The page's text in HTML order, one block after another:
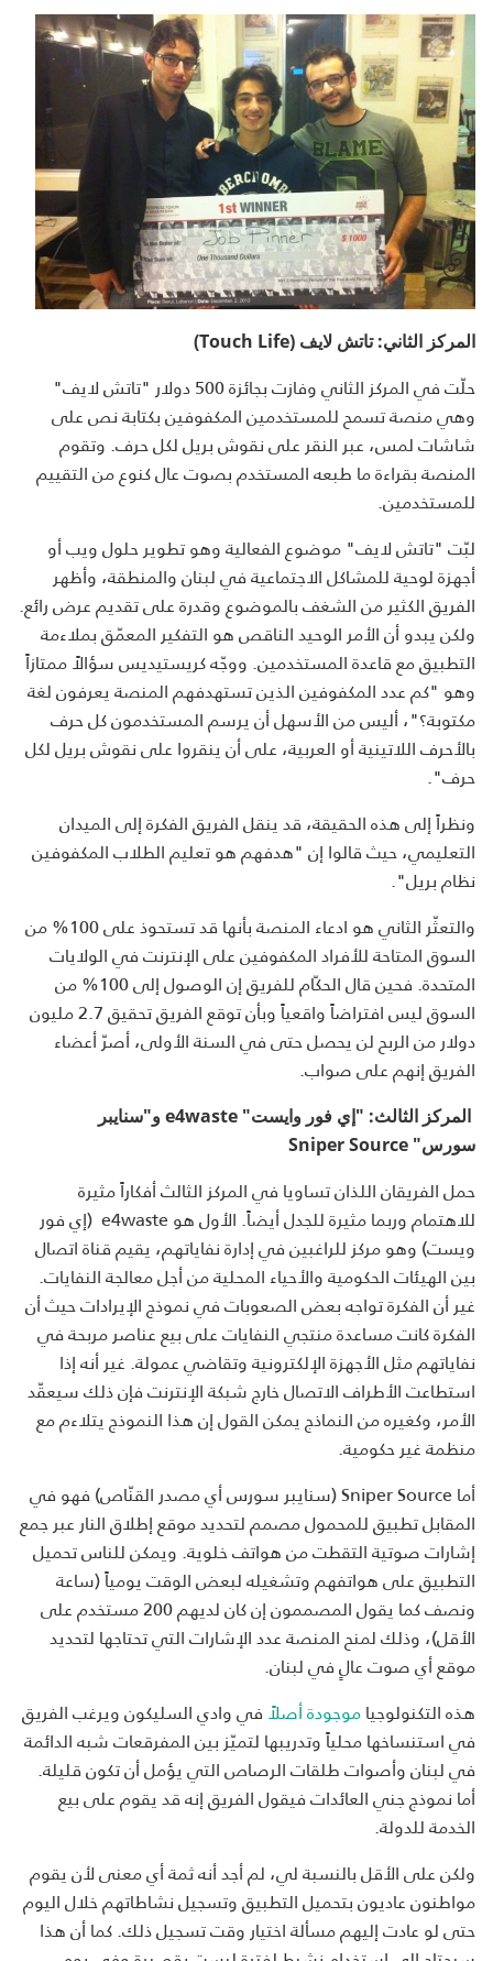
المركز الثاني: تاتش لايف (Touch Life
)
حلّت في المركز الثاني وفازت بجائزة 500 دولار "تاتش لايف"
وهي منصة تسمح للمستخدمين المكفوفين بكتابة نص على
شاشات لمس، عبر النقر على نقوش بريل لكل حرف. وتقوم
المنصة بقراءة ما طبعه المستخدم بصوت عال كنوع من التقييم
للمستخدمين.
لبّت "تاتش لايف" موضوع الفعالية وهو تطوير حلول ويب أو
أجهزة لوحية للمشاكل الاجتماعية في لبنان والمنطقة، وأظهر
الفريق الكثير من الشغف بالموضوع وقدرة على تقديم عرض رائع.
ولكن يبدو أن الأمر الوحيد الناقص هو التفكير المعمّق بملاءمة
التطبيق مع قاعدة المستخدمين. ووجّه كريستيديس سؤالاً ممتازاً
وهو "كم عدد المكفوفين الذين تستهدفهم المنصة يعرفون لغة
مكتوبة؟"، أليس من الأسهل أن يرسم المستخدمون كل حرف
بالأحرف اللاتينية أو العربية، على أن ينقروا على نقوش بريل لكل
حرف".
ونظراً إلى هذه الحقيقة، قد ينقل الفريق الفكرة إلى الميدان
التعليمي، حيث قالوا إن "هدفهم هو تعليم الطلاب المكفوفين
نظام بريل".
والتعثّر الثاني هو ادعاء المنصة بأنها قد تستحوذ على 100% من
السوق المتاحة للأفراد المكفوفين على الإنترنت في الولايات
المتحدة. فحين قال الحكّام للفريق إن الوصول إلى 100% من
السوق ليس افتراضاً واقعياً وبأن توقع الفريق تحقيق 2.7 مليون
دولار من الربح لن يحصل حتى في السنة الأولى، أصرّ أعضاء
الفريق إنهم على صواب.
المركز الثالث: "إي فور وايست" e4wasteو"سنايبر
سورس" Sniper Source
حمل الفريقان اللذان تساويا في المركز الثالث أفكاراً مثيرة
للاهتمام وربما مثيرة للجدل أيضاً. الأول هو e4waste (إي فور
ويست) وهو مركز للراغبين في إدارة نفاياتهم، يقيم قناة اتصال
بين الهيئات الحكومية والأحياء المحلية من أجل معالجة النفايات.
غير أن الفكرة تواجه بعض الصعوبات في نموذج الإيرادات حيث أن
الفكرة كانت مساعدة منتجي النفايات على بيع عناصر مربحة في
نفاياتهم مثل الأجهزة الإلكترونية وتقاضي عمولة. غير أنه إذا
استطاعت الأطراف الاتصال خارج شبكة الإنترنت فإن ذلك سيعقّد
الأمر، وكغيره من النماذج يمكن القول إن هذا النموذج يتلاءم مع
منظمة غير حكومية.
أما Sniper Source (سنايبر سورس أي مصدر القنّاص) فهو في
المقابل تطبيق للمحمول مصمم لتحديد موقع إطلاق النار عبر جمع
إشارات صوتية التقطت من هواتف خلوية. ويمكن للناس تحميل
التطبيق على هواتفهم وتشغيله لبعض الوقت يومياً (ساعة
ونصف كما يقول المصممون إن كان لديهم 200 مستخدم على
الأقل)، وذلك لمنح المنصة عدد الإشارات التي تحتاجها لتحديد
موقع أي صوت عالٍ في لبنان.
هذه التكنولوجياموجودة أصلاًفي وادي السليكون ويرغب الفريق
في استنساخها محلياً وتدريبها لتميّز بين المفرقعات شبه الدائمة
في لبنان وأصوات طلقات الرصاص التي يؤمل أن تكون قليلة.
أما نموذج جني العائدات فيقول الفريق إنه قد يقوم على بيع
الخدمة للدولة.
ولكن على الأقل بالنسبة لي، لم أجد أنه ثمة أي معنى لأن يقوم
مواطنون عاديون بتحميل التطبيق وتسجيل نشاطاتهم خلال اليوم
حتى لو عادت إليهم مسألة اختيار وقت تسجيل ذلك. كما أن هذا